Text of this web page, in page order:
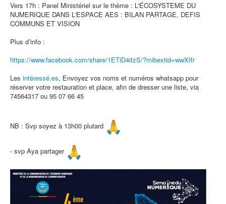
Vers 17h : Panel Ministériel sur le thème : L'ÉCOSYSTEME DU
NUMERIQUE DANS L'ESPACE AES : BILAN PARTAGE, DEFIS
COMMUNS ET VISION
Plus d’info :
https://www.facebook.com/share/1ETiD4itzS/?mibextid=wwXIfr
Les intéressé.es, Envoyez vos noms et numéros whatsapp pour
réserver votre restauration et place, afin de dresser une liste, via
74564317 ou 95 07 66 45
NB : Svp soyez à 13h00 plutard
- svp Aya partager